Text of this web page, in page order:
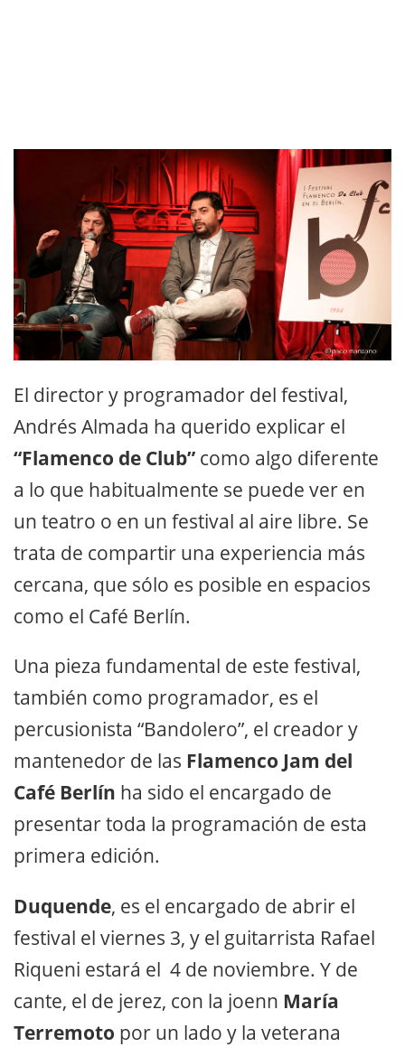
El director y programador del festival,
Andrés Almada ha querido explicar el
“Flamenco de Club” como algo diferente
a lo que habitualmente se puede ver en
un teatro o en un festival al aire libre. Se
trata de compartir una experiencia más
cercana, que sólo es posible en espacios
como el Café Berlín.
Una pieza fundamental de este festival,
también como programador, es el
percusionista “Bandolero”, el creador y
mantenedor de las Flamenco Jam del
Café Berlín ha sido el encargado de
presentar toda la programación de esta
primera edición.
Duquende, es el encargado de abrir el
festival el viernes 3, y el guitarrista Rafael
Riqueni estará el 4 de noviembre. Y de
cante, el de jerez, con la joenn María
Terremoto por un lado y la veterana